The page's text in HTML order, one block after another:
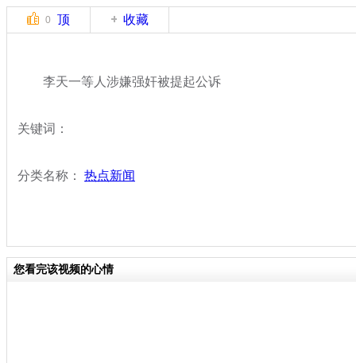
0 顶 收藏
李天一等人涉嫌强奸被提起公诉
关键词：
分类名称： 热点新闻
您看完该视频的心情